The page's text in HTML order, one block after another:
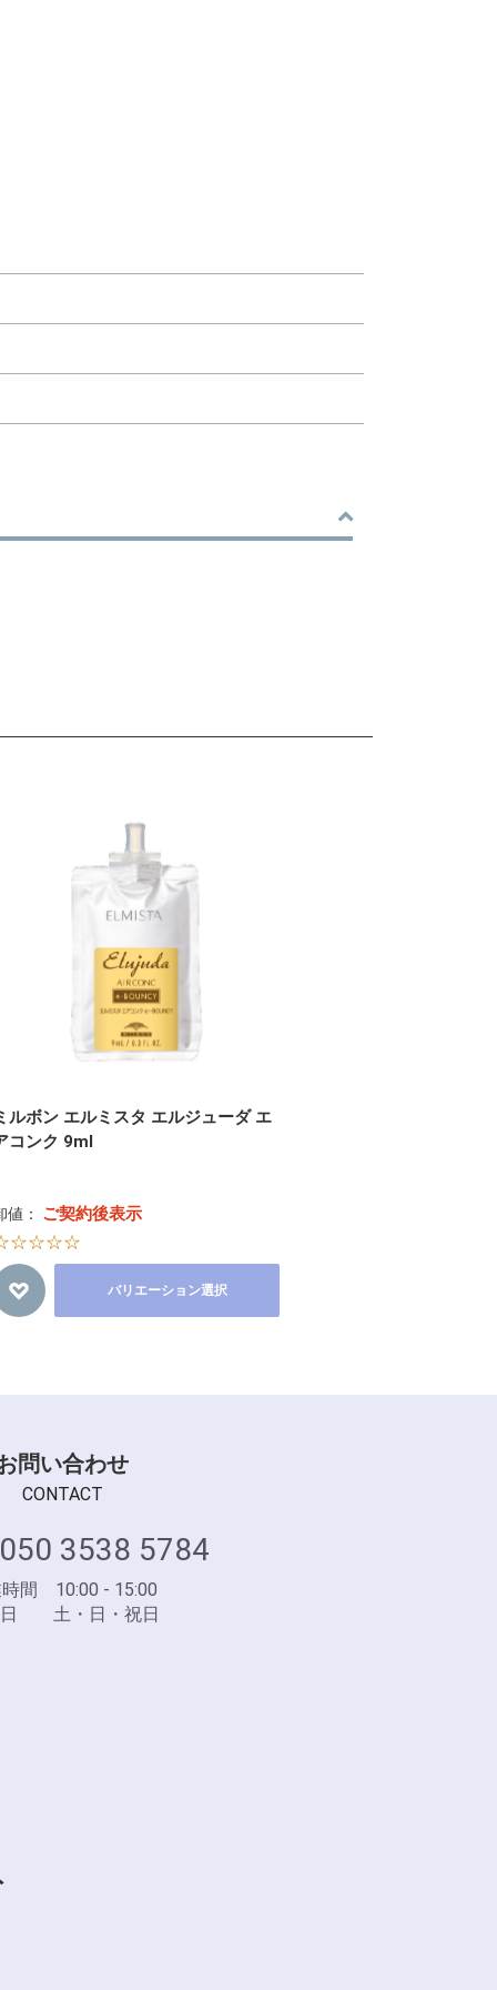
ルボン エルミスタ エルジューダ エ
コンク 9ml
値： ご契約後表示
バリエーション選択
問い合わせ
CONTACT
3538 5784
間 10:00 - 15:00
日 土・日・祝日